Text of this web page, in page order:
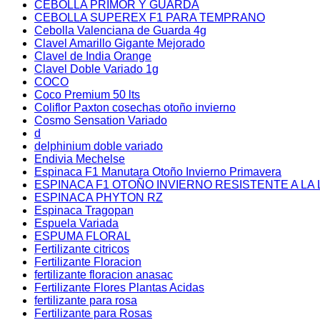
CEBOLLA PRIMOR Y GUARDA
CEBOLLA SUPEREX F1 PARA TEMPRANO
Cebolla Valenciana de Guarda 4g
Clavel Amarillo Gigante Mejorado
Clavel de India Orange
Clavel Doble Variado 1g
COCO
Coco Premium 50 lts
Coliflor Paxton cosechas otoño invierno
Cosmo Sensation Variado
d
delphinium doble variado
Endivia Mechelse
Espinaca F1 Manutara Otoño Invierno Primavera
ESPINACA F1 OTOÑO INVIERNO RESISTENTE A LA
ESPINACA PHYTON RZ
Espinaca Tragopan
Espuela Variada
ESPUMA FLORAL
Fertilizante citricos
Fertilizante Floracion
fertilizante floracion anasac
Fertilizante Flores Plantas Acidas
fertilizante para rosa
Fertilizante para Rosas